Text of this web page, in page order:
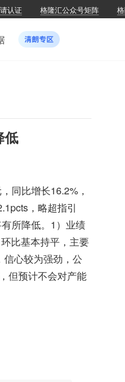
认证 格隆汇公众号矩阵
低
同比增长16.2%，
，略超指引
所降低。1）业绩
比基本持平，主要
心较为强劲，公
但预计不会对产能